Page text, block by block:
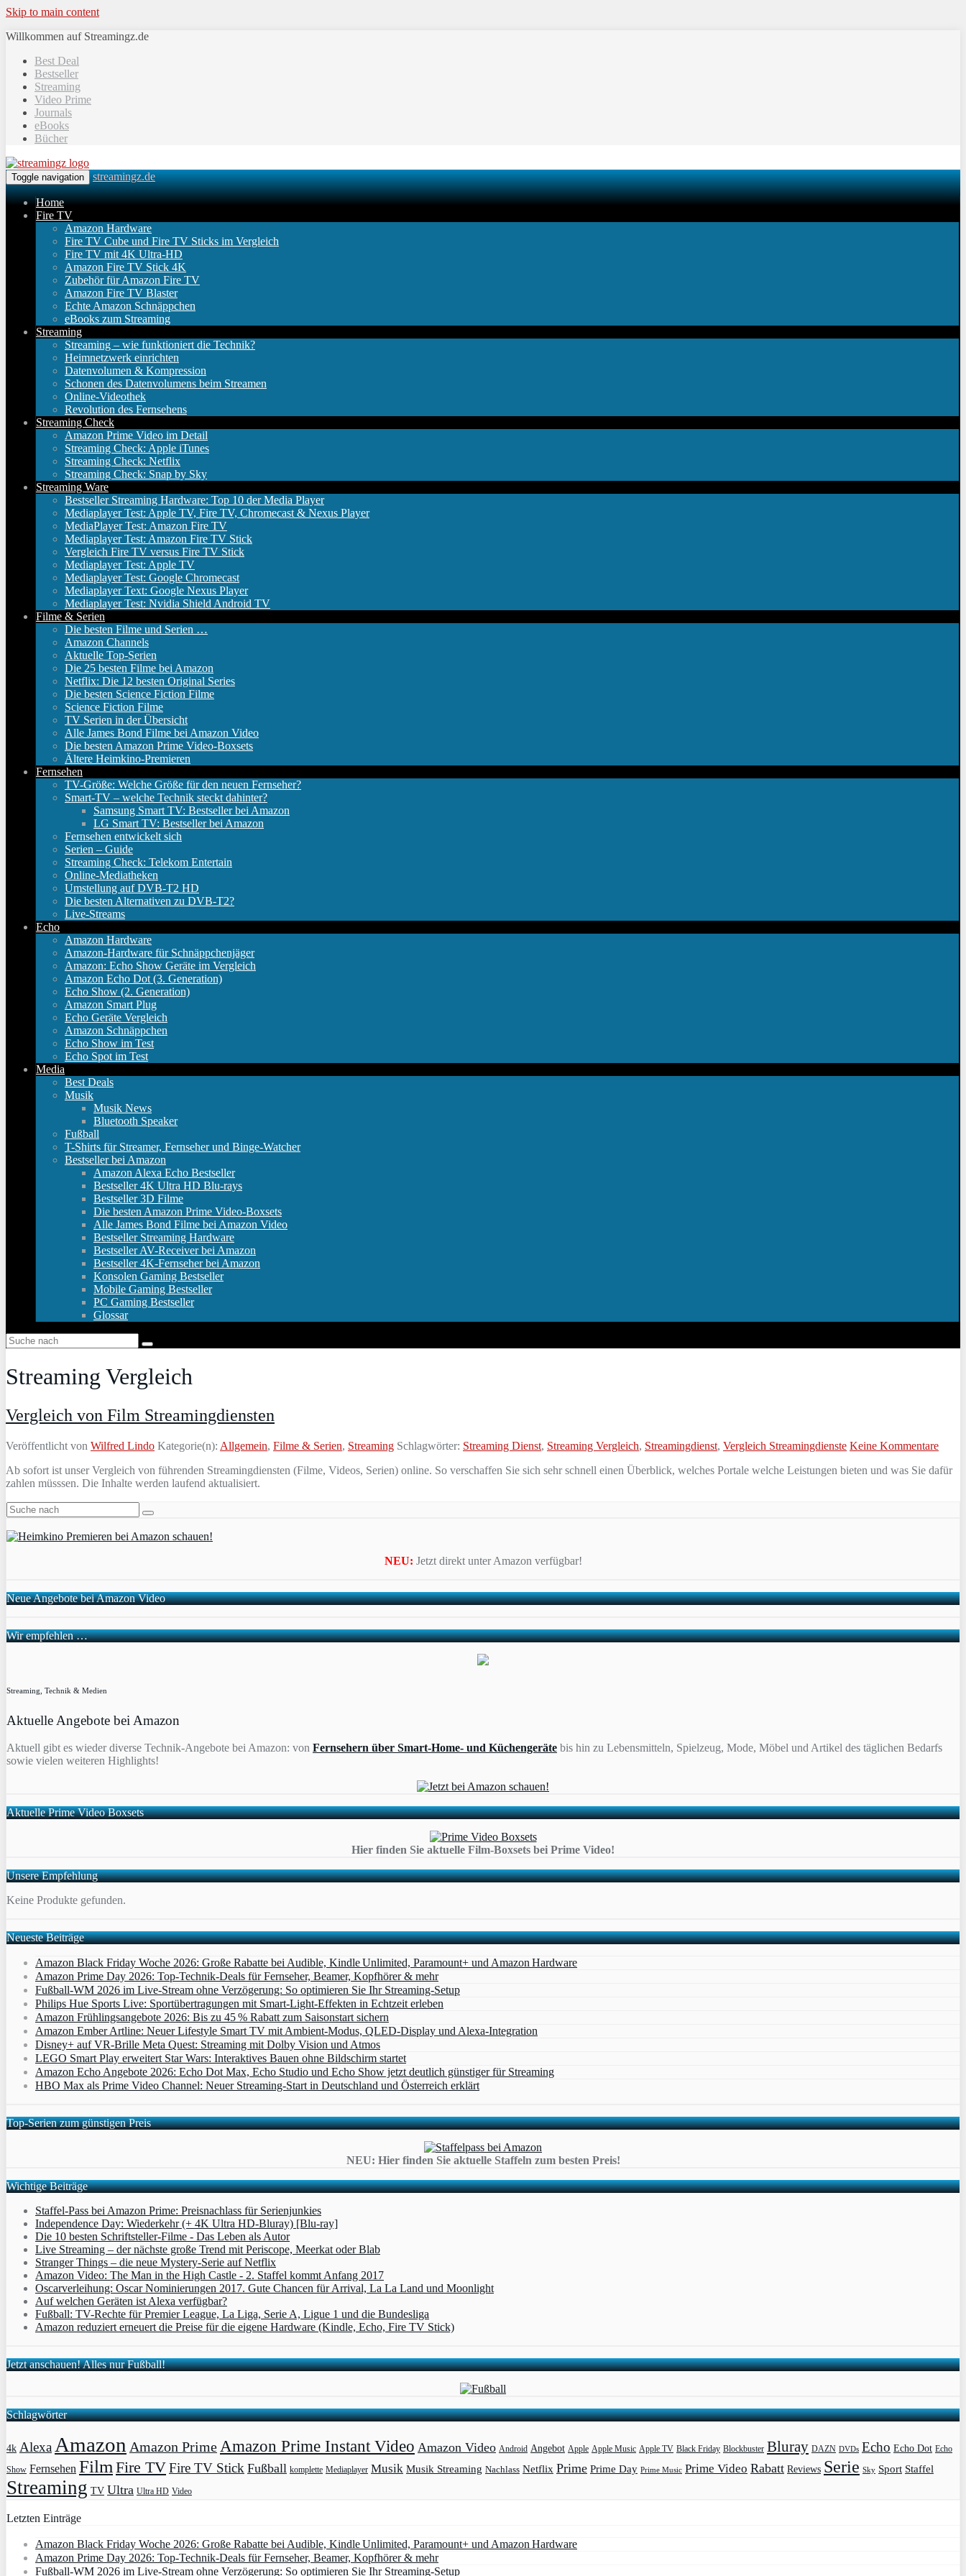
Skip to main content
Willkommen auf Streamingz.de
Best Deal
Bestseller
Streaming
Video Prime
Journals
eBooks
Bücher
Toggle navigation streamingz.de
Home
Fire TV
Amazon Hardware
Fire TV Cube und Fire TV Sticks im Vergleich
Fire TV mit 4K Ultra-HD
Amazon Fire TV Stick 4K
Zubehör für Amazon Fire TV
Amazon Fire TV Blaster
Echte Amazon Schnäppchen
eBooks zum Streaming
Streaming
Streaming – wie funktioniert die Technik?
Heimnetzwerk einrichten
Datenvolumen & Kompression
Schonen des Datenvolumens beim Streamen
Online-Videothek
Revolution des Fernsehens
Streaming Check
Amazon Prime Video im Detail
Streaming Check: Apple iTunes
Streaming Check: Netflix
Streaming Check: Snap by Sky
Streaming Ware
Bestseller Streaming Hardware: Top 10 der Media Player
Mediaplayer Test: Apple TV, Fire TV, Chromecast & Nexus Player
MediaPlayer Test: Amazon Fire TV
Mediaplayer Test: Amazon Fire TV Stick
Vergleich Fire TV versus Fire TV Stick
Mediaplayer Test: Apple TV
Mediaplayer Test: Google Chromecast
Mediaplayer Text: Google Nexus Player
Mediaplayer Test: Nvidia Shield Android TV
Filme & Serien
Die besten Filme und Serien …
Amazon Channels
Aktuelle Top-Serien
Die 25 besten Filme bei Amazon
Netflix: Die 12 besten Original Series
Die besten Science Fiction Filme
Science Fiction Filme
TV Serien in der Übersicht
Alle James Bond Filme bei Amazon Video
Die besten Amazon Prime Video-Boxsets
Ältere Heimkino-Premieren
Fernsehen
TV-Größe: Welche Größe für den neuen Fernseher?
Smart-TV – welche Technik steckt dahinter?
Samsung Smart TV: Bestseller bei Amazon
LG Smart TV: Bestseller bei Amazon
Fernsehen entwickelt sich
Serien – Guide
Streaming Check: Telekom Entertain
Online-Mediatheken
Umstellung auf DVB-T2 HD
Die besten Alternativen zu DVB-T2?
Live-Streams
Echo
Amazon Hardware
Amazon-Hardware für Schnäppchenjäger
Amazon: Echo Show Geräte im Vergleich
Amazon Echo Dot (3. Generation)
Echo Show (2. Generation)
Amazon Smart Plug
Echo Geräte Vergleich
Amazon Schnäppchen
Echo Show im Test
Echo Spot im Test
Media
Best Deals
Musik
Musik News
Bluetooth Speaker
Fußball
T-Shirts für Streamer, Fernseher und Binge-Watcher
Bestseller bei Amazon
Amazon Alexa Echo Bestseller
Bestseller 4K Ultra HD Blu-rays
Bestseller 3D Filme
Die besten Amazon Prime Video-Boxsets
Alle James Bond Filme bei Amazon Video
Bestseller Streaming Hardware
Bestseller AV-Receiver bei Amazon
Bestseller 4K-Fernseher bei Amazon
Konsolen Gaming Bestseller
Mobile Gaming Bestseller
PC Gaming Bestseller
Glossar
Streaming Vergleich
Vergleich von Film Streamingdiensten
Veröffentlicht von Wilfred Lindo Kategorie(n): Allgemein, Filme & Serien, Streaming Schlagwörter: Streaming Dienst, Streaming Vergleich, Streamingdienst, Vergleich Streamingdienste Keine Kommentare
Ab sofort ist unser Vergleich von führenden Streamingdiensten (Filme, Videos, Serien) online. So verschaffen Sie sich sehr schnell einen Überblick, welches Portale welche Leistungen bieten und was Sie dafür
zahlen müsssen. Die Inhalte werden laufend aktualisiert.
NEU: Jetzt direkt unter Amazon verfügbar!
Neue Angebote bei Amazon Video
Wir empfehlen …
Streaming, Technik & Medien
Aktuelle Angebote bei Amazon
Aktuell gibt es wieder diverse Technik-Angebote bei Amazon: von Fernsehern über Smart-Home- und Küchengeräte bis hin zu Lebensmitteln, Spielzeug, Mode, Möbel und Artikel des täglichen Bedarfs
sowie vielen weiteren Highlights!
Aktuelle Prime Video Boxsets
Hier finden Sie aktuelle Film-Boxsets bei Prime Video!
Unsere Empfehlung
Keine Produkte gefunden.
Neueste Beiträge
Amazon Black Friday Woche 2026: Große Rabatte bei Audible, Kindle Unlimited, Paramount+ und Amazon Hardware
Amazon Prime Day 2026: Top-Technik-Deals für Fernseher, Beamer, Kopfhörer & mehr
Fußball-WM 2026 im Live-Stream ohne Verzögerung: So optimieren Sie Ihr Streaming-Setup
Philips Hue Sports Live: Sportübertragungen mit Smart‑Light‑Effekten in Echtzeit erleben
Amazon Frühlingsangebote 2026: Bis zu 45 % Rabatt zum Saisonstart sichern
Amazon Ember Artline: Neuer Lifestyle Smart TV mit Ambient‑Modus, QLED‑Display und Alexa‑Integration
Disney+ auf VR-Brille Meta Quest: Streaming mit Dolby Vision und Atmos
LEGO Smart Play erweitert Star Wars: Interaktives Bauen ohne Bildschirm startet
Amazon Echo Angebote 2026: Echo Dot Max, Echo Studio und Echo Show jetzt deutlich günstiger für Streaming
HBO Max als Prime Video Channel: Neuer Streaming‑Start in Deutschland und Österreich erklärt
Top-Serien zum günstigen Preis
NEU: Hier finden Sie aktuelle Staffeln zum besten Preis!
Wichtige Beiträge
Staffel-Pass bei Amazon Prime: Preisnachlass für Serienjunkies
Independence Day: Wiederkehr (+ 4K Ultra HD-Bluray) [Blu-ray]
Die 10 besten Schriftsteller-Filme - Das Leben als Autor
Live Streaming – der nächste große Trend mit Periscope, Meerkat oder Blab
Stranger Things – die neue Mystery-Serie auf Netflix
Amazon Video: The Man in the High Castle - 2. Staffel kommt Anfang 2017
Oscarverleihung: Oscar Nominierungen 2017. Gute Chancen für Arrival, La La Land und Moonlight
Auf welchen Geräten ist Alexa verfügbar?
Fußball: TV-Rechte für Premier League, La Liga, Serie A, Ligue 1 und die Bundesliga
Amazon reduziert erneuert die Preise für die eigene Hardware (Kindle, Echo, Fire TV Stick)
Jetzt anschauen! Alles nur Fußball!
Schlagwörter
4k AlexaAmazon Amazon PrimeAmazon Prime Instant Video Amazon Video Android Angebot Apple Apple Music Apple TV Black Friday Blockbuster Bluray DAZN DVDs Echo Echo Dot Echo
Show Fernsehen FilmFire TVFire TV Stick Fußball komplette Mediaplayer Musik Musik Streaming Nachlass Netflix Prime Prime Day Prime Music Prime Video Rabatt Reviews Serie Sky Sport Staffel
Streaming TV Ultra Ultra HD Video
Letzten Einträge
Amazon Black Friday Woche 2026: Große Rabatte bei Audible, Kindle Unlimited, Paramount+ und Amazon Hardware
Amazon Prime Day 2026: Top-Technik-Deals für Fernseher, Beamer, Kopfhörer & mehr
Fußball-WM 2026 im Live-Stream ohne Verzögerung: So optimieren Sie Ihr Streaming-Setup